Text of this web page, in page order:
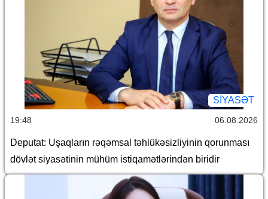
SİYASƏT
19:48 06.08.2026
Deputat: Uşaqların rəqəmsal təhlükəsizliyinin qorunması
dövlət siyasətinin mühüm istiqamətlərindən biridir